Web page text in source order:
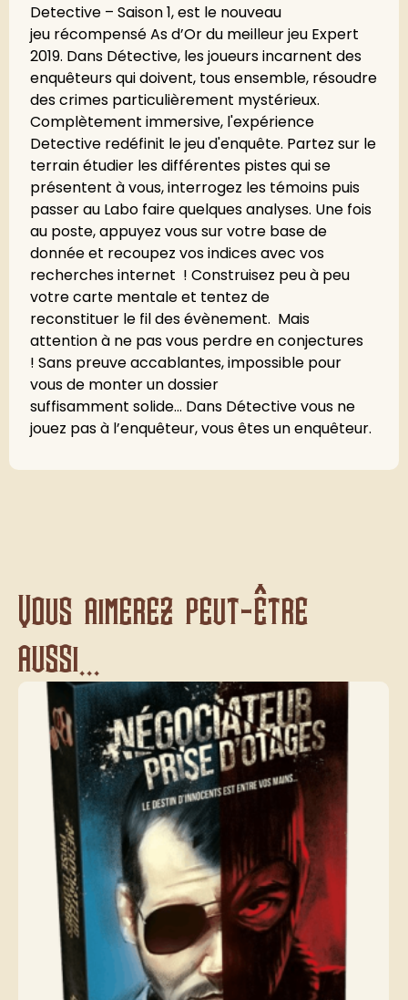
Detective – Saison 1, est le nouveau
jeu récompensé As d’Or du meilleur jeu Expert
2019. Dans Détective, les joueurs incarnent des
enquêteurs qui doivent, tous ensemble, résoudre
des crimes particulièrement mystérieux.
Complètement immersive, l'expérience
Detective redéfinit le jeu d'enquête. Partez sur le
terrain étudier les différentes pistes qui se
présentent à vous, interrogez les témoins puis
passer au Labo faire quelques analyses. Une fois
au poste, appuyez vous sur votre base de
donnée et recoupez vos indices avec vos
recherches internet ! Construisez peu à peu
votre carte mentale et tentez de
reconstituer le fil des évènement. Mais
attention à ne pas vous perdre en conjectures
! Sans preuve accablantes, impossible pour
vous de monter un dossier
suffisamment solide… Dans Détective vous ne
jouez pas à l’enquêteur, vous êtes un enquêteur.
Vous aimerez peut-être
aussi...